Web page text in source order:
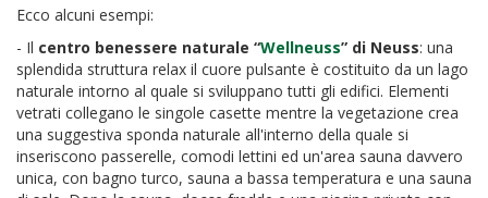
Ecco alcuni esempi:
- Il centro benessere naturale “Wellneuss” di Neuss: una
splendida struttura relax il cuore pulsante è costituito da un lago
naturale intorno al quale si sviluppano tutti gli edifici. Elementi
vetrati collegano le singole casette mentre la vegetazione crea
una suggestiva sponda naturale all'interno della quale si
inseriscono passerelle, comodi lettini ed un'area sauna davvero
unica, con bagno turco, sauna a bassa temperatura e una sauna